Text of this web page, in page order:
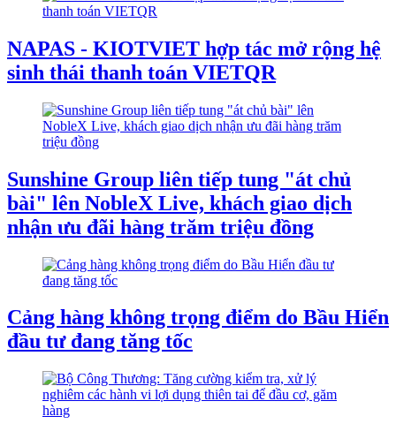
NAPAS - KIOTVIET hợp tác mở rộng hệ
sinh thái thanh toán VIETQR
Sunshine Group liên tiếp tung "át chủ
bài" lên NobleX Live, khách giao dịch
nhận ưu đãi hàng trăm triệu đồng
Cảng hàng không trọng điểm do Bầu Hiển
đầu tư đang tăng tốc